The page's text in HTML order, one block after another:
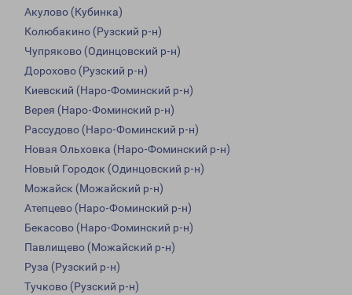
Акулово (Кубинка)
Колюбакино (Рузский р-н)
Чупряково (Одинцовский р-н)
Дорохово (Рузский р-н)
Киевский (Наро-Фоминский р-н)
Верея (Наро-Фоминский р-н)
Рассудово (Наро-Фоминский р-н)
Новая Ольховка (Наро-Фоминский р-н)
Новый Городок (Одинцовский р-н)
Можайск (Можайский р-н)
Атепцево (Наро-Фоминский р-н)
Бекасово (Наро-Фоминский р-н)
Павлищево (Можайский р-н)
Руза (Рузский р-н)
Тучково (Рузский р-н)